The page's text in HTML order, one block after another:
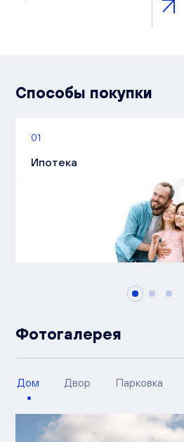
Способы покупки
01
Ипотека
Фотогалерея
Дом Двор Парковка